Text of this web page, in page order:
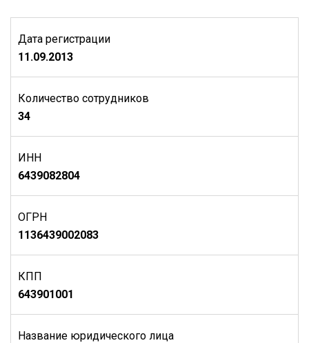
Дата регистрации
11.09.2013
Количество сотрудников
34
ИНН
6439082804
ОГРН
1136439002083
КПП
643901001
Название юридического лица